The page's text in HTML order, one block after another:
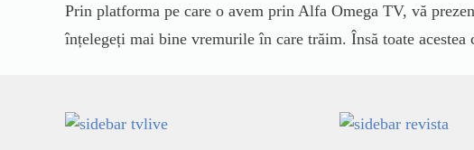
Prin platforma pe care o avem prin Alfa Omega TV, vă
înțelegeți mai bine vremurile în care trăim. Însă toate